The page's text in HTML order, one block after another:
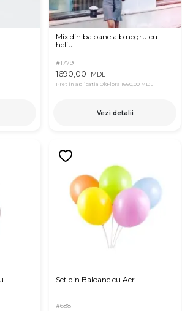
Mix din baloane alb negru cu
heliu
#1779
1690,00 MDL
Pret in aplicatia OkFlora 1660,00 MDL
Vezi detalii
Set din Baloane cu Aer
#688